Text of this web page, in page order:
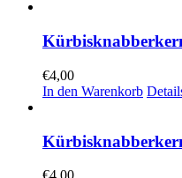
€4,00
In den Warenkorb